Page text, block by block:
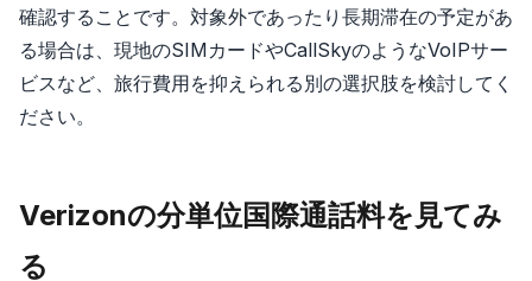
確認することです。対象外であったり長期滞在の予定があ
る場合は、現地のSIMカードやCallSkyのようなVoIPサー
ビスなど、旅行費用を抑えられる別の選択肢を検討してく
ださい。
Verizonの分単位国際通話料を見てみ
る